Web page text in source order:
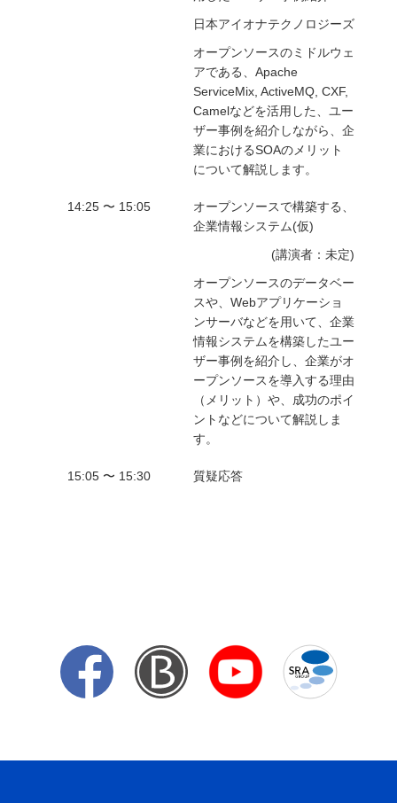
日本アイオナテクノロジーズ
オープンソースのミドルウェ
アである、Apache
ServiceMix, ActiveMQ, CXF,
Camelなどを活用した、ユー
ザー事例を紹介しながら、企
業におけるSOAのメリット
について解説します。
14:25 〜 15:05
オープンソースで構築する、
企業情報システム(仮)
(講演者：未定)
オープンソースのデータベー
スや、Webアプリケーショ
ンサーバなどを用いて、企業
情報システムを構築したユー
ザー事例を紹介し、企業がオ
ープンソースを導入する理由
（メリット）や、成功のポイ
ントなどについて解説しま
す。
15:05 〜 15:30 質疑応答